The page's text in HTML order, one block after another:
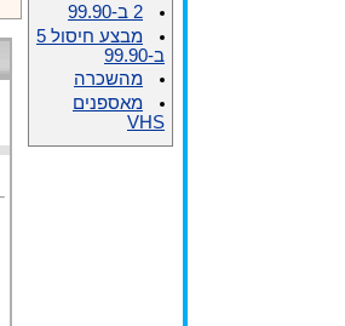
2 ב-99.90
מבצע חיסול 5
ב-99.90
מהשכרה
מאספנים
VHS